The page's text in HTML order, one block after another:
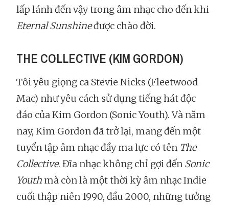
lấp lánh đến vậy trong âm nhạc cho đến khi
Eternal Sunshineđược chào đời.
THE COLLECTIVE (KIM GORDON)
Tôi yêu giọng ca Stevie Nicks (Fleetwood
Mac) như yêu cách sử dụng tiếng hát độc
đáo của Kim Gordon (Sonic Youth). Và năm
nay, Kim Gordon đã trở lại, mang đến một
tuyển tập âm nhạc đầy ma lực có tên The
Collective. Đĩa nhạc không chỉ gợi đến Sonic
Youth mà còn là một thời kỳ âm nhạc Indie
cuối thập niên 1990, đầu 2000, những tưởng